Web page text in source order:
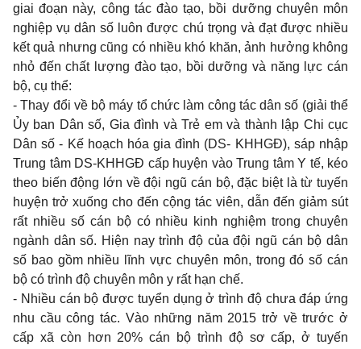
giai đoạn này, công tác đào tạo, bồi dưỡng chuyên môn
nghiệp vụ dân số luôn được chú trọng và đạt được nhiều
kết quả nhưng cũng có nhiều khó khăn, ảnh hưởng không
nhỏ đến chất lượng đào tạo, bồi dưỡng và năng lực cán
bộ, cụ thể:
- Thay đổi về bộ máy tổ chức làm công tác dân số (giải thể
Ủy ban Dân số, Gia đình và Trẻ em và thành lập Chi cục
Dân số - Kế hoạch hóa gia đình (DS- KHHGĐ), sáp nhập
Trung tâm DS-KHHGĐ cấp huyện vào Trung tâm Y tế, kéo
theo biến động lớn về đội ngũ cán bộ, đặc biệt là từ tuyến
huyện trở xuống cho đến cộng tác viên, dẫn đến giảm sút
rất nhiều số cán bộ có nhiều kinh nghiệm trong chuyên
ngành dân số. Hiện nay trình độ của đội ngũ cán bộ dân
số bao gồm nhiều lĩnh vực chuyên môn, trong đó số cán
bộ có trình độ chuyên môn y rất hạn chế.
- Nhiều cán bộ được tuyển dụng ở trình độ chưa đáp ứng
nhu cầu công tác. Vào những năm 2015 trở về trước ở
cấp xã còn hơn 20% cán bộ trình độ sơ cấp, ở tuyến